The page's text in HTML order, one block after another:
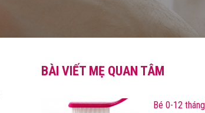
BÀI VIẾT MẸ QUAN TÂM
Bé 0-12 tháng